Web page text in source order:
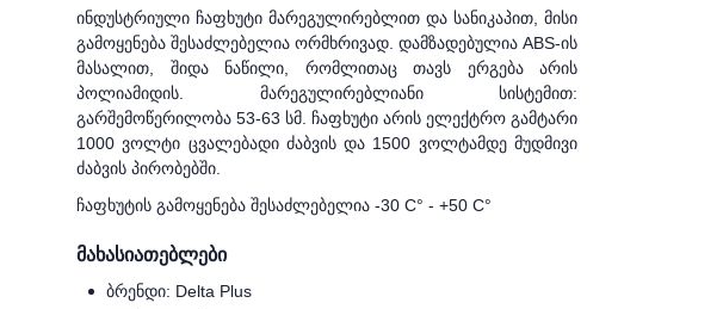
ინდუსტრიული ჩაფხუტი მარეგულირებლით და სანიკაპით, მისი
გამოყენება შესაძლებელია ორმხრივად. დამზადებულია ABS-ის
მასალით, შიდა ნაწილი, რომლითაც თავს ერგება არის
პოლიამიდის. მარეგულირებლიანი სისტემით:
გარშემოწერილობა 53-63 სმ. ჩაფხუტი არის ელექტრო გამტარი
1000 ვოლტი ცვალებადი ძაბვის და 1500 ვოლტამდე მუდმივი
ძაბვის პირობებში.
ჩაფხუტის გამოყენება შესაძლებელია -30 C° - +50 C°
მახასიათებლები
ბრენდი: Delta Plus